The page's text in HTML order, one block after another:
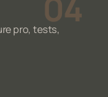
pro, tests,